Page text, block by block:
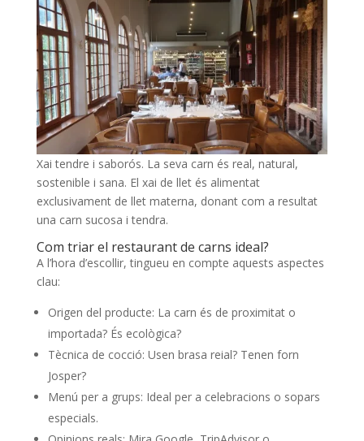
Xai tendre i saborós. La seva carn és real, natural,
sostenible i sana. El xai de llet és alimentat
exclusivament de llet materna, donant com a resultat
una carn sucosa i tendra.
Com triar el restaurant de carns ideal?
A l’hora d’escollir, tingueu en compte aquests aspectes
clau:
Origen del producte: La carn és de proximitat o
importada? És ecològica?
Tècnica de cocció: Usen brasa reial? Tenen forn
Josper?
Menú per a grups: Ideal per a celebracions o sopars
especials.